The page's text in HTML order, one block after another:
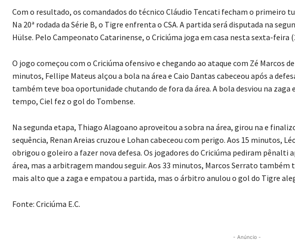
Com o resultado, os comandados do técnico Cláudio Tencati fecham o primeiro
Na 20ª rodada da Série B, o Tigre enfrenta o CSA. A partida será disputada na
Hülse. Pelo Campeonato Catarinense, o Criciúma joga em casa nesta sexta-feira
O jogo começou com o Criciúma ofensivo e chegando ao ataque com Zé Marcos
minutos, Fellipe Mateus alçou a bola na área e Caio Dantas cabeceou após a
também teve boa oportunidade chutando de fora da área. A bola desviou na
tempo, Ciel fez o gol do Tombense.
Na segunda etapa, Thiago Alagoano aproveitou a sobra na área, girou na e
sequência, Renan Areias cruzou e Lohan cabeceou com perigo. Aos 15 minutos,
obrigou o goleiro a fazer nova defesa. Os jogadores do Criciúma pediram pênalti
área, mas a arbitragem mandou seguir. Aos 33 minutos, Marcos Serrato também
mais alto que a zaga e empatou a partida, mas o árbitro anulou o gol do Tigre
Fonte: Criciúma E.C.
- Anúncio -